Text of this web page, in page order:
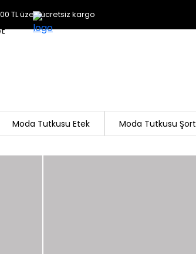
TL üzeri ücretsiz kargo
Moda Tutkusu Etek Moda Tutkusu Şort